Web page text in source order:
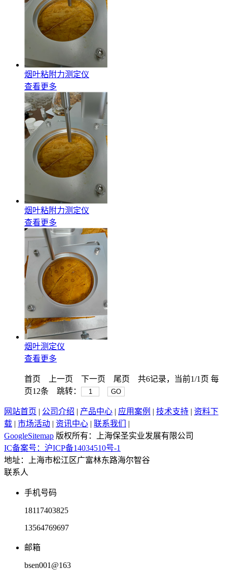
烟叶粘附力测定仪
查看更多
烟叶粘附力测定仪
查看更多
烟叶测定仪
查看更多
首页 上一页 下一页 尾页 共6记录，当前1/1页 每
页12条 跳转：
GO
网站首页 | 公司介绍 | 产品中心 | 应用案例 | 技术支持 | 资料下
载 | 市场活动 | 资讯中心 | 联系我们
|
GoogleSitemap 版权所有：上海保圣实业发展有限公司
IC备案号：沪ICP备14034510号-1
地址：上海市松江区广富林东路海尔智谷
联系人
手机号码
18117403825
13564769697
邮箱
bsen001@163